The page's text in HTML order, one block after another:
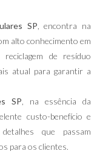
SP , encontra na
alto conhecimento em
de resíduo
atual para garantir a
SP , na essência da
custo-benefício e
que passam
para os clientes.